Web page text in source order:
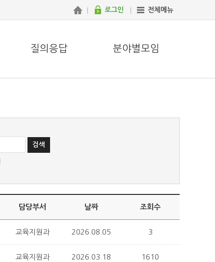
로그인 전체메뉴
질의응답 분야별모임
담당부서 날짜 조회수
교육지원과 2026.08.05 3
교육지원과 2026.03.18 1610